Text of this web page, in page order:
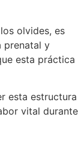
olvides, es
prenatal y
esta práctica
esta estructura
vital durante